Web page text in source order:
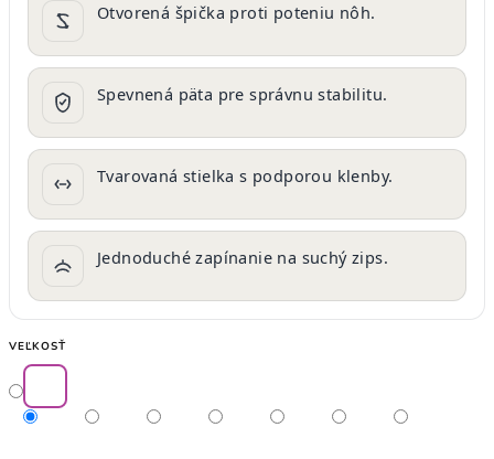
Otvorená špička proti poteniu nôh.
Spevnená päta pre správnu stabilitu.
Tvarovaná stielka s podporou klenby.
Jednoduché zapínanie na suchý zips.
VEĽKOSŤ